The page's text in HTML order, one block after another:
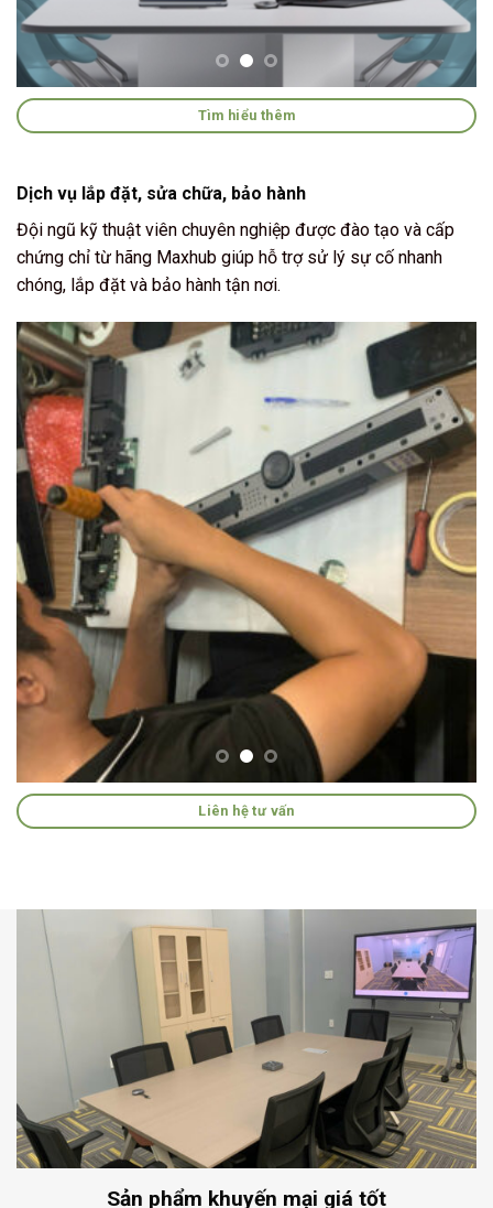
Tìm hiểu thêm
Dịch vụ lắp đặt, sửa chữa, bảo hành
Đội ngũ kỹ thuật viên chuyên nghiệp được đào tạo và cấp
chứng chỉ từ hãng Maxhub giúp hỗ trợ sử lý sự cố nhanh
chóng, lắp đặt và bảo hành tận nơi.
Liên hệ tư vấn
Sản phẩm khuyến mại giá tốt